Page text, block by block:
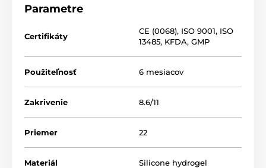
Parametre
Certifikáty
CE (0068), ISO 9001, ISO
13485, KFDA, GMP
Použiteľnosť 6 mesiacov
Zakrivenie 8.6/11
Priemer 22
Materiál Silicone hydrogel